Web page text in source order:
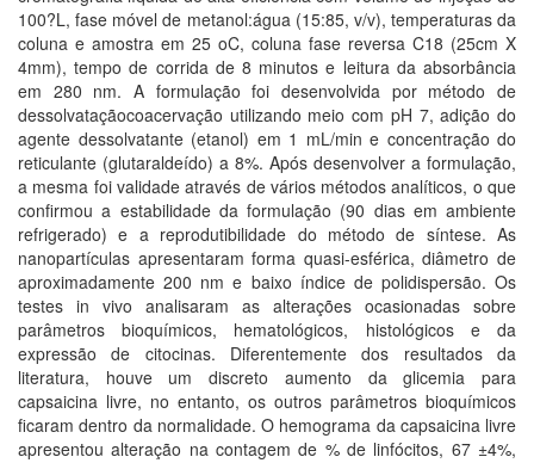
100?L, fase móvel de metanol:água (15:85, v/v), temperaturas da
coluna e amostra em 25 oC, coluna fase reversa C18 (25cm X
4mm), tempo de corrida de 8 minutos e leitura da absorbância
em 280 nm. A formulação foi desenvolvida por método de
dessolvataçãocoacervação utilizando meio com pH 7, adição do
agente dessolvatante (etanol) em 1 mL/min e concentração do
reticulante (glutaraldeído) a 8%. Após desenvolver a formulação,
a mesma foi validade através de vários métodos analíticos, o que
confirmou a estabilidade da formulação (90 dias em ambiente
refrigerado) e a reprodutibilidade do método de síntese. As
nanopartículas apresentaram forma quasi-esférica, diâmetro de
aproximadamente 200 nm e baixo índice de polidispersão. Os
testes in vivo analisaram as alterações ocasionadas sobre
parâmetros bioquímicos, hematológicos, histológicos e da
expressão de citocinas. Diferentemente dos resultados da
literatura, houve um discreto aumento da glicemia para
capsaicina livre, no entanto, os outros parâmetros bioquímicos
ficaram dentro da normalidade. O hemograma da capsaicina livre
apresentou alteração na contagem de % de linfócitos, 67 ±4%,